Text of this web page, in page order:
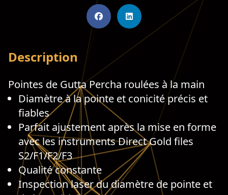
Description
Pointes de Gutta Percha roulées à la main
Diamètre à la pointe et conicité précis et
fiables
Parfait ajustement après la mise en forme
avec les instruments Direct Gold files
S2/F1/F2/F3
Qualité constante
Inspection laser du diamètre de pointe et